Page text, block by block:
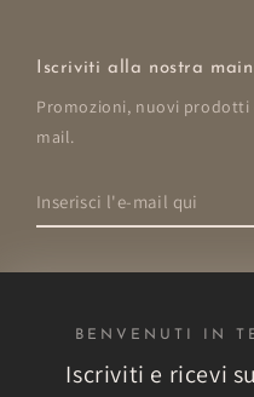
Iscriviti alla nostra
Promozioni, nuovi
mail.
Inserisci
l'e-
BENVENUTI IN
Iscriviti e ricevi